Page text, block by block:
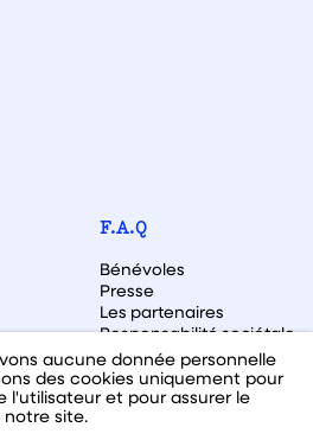
F.A.Q
Bénévoles
Presse
Les partenaires
Responsabilité sociétale
aucune donnée personnelle
des cookies uniquement pour
l'utilisateur et pour assurer le
site.